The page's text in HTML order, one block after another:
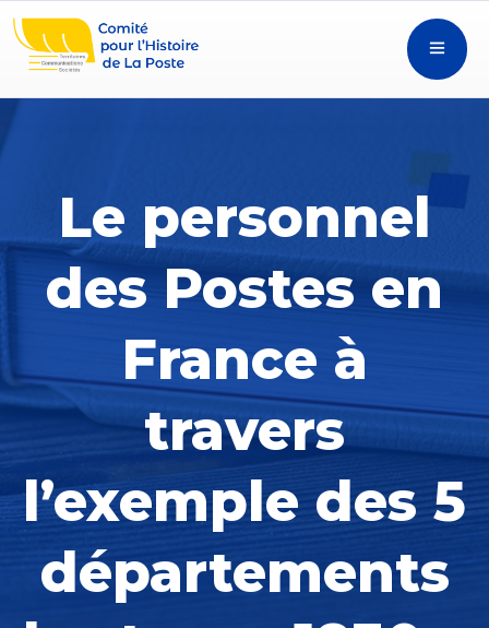
Le personnel
des Postes en
France à
travers
l’exemple des 5
départements